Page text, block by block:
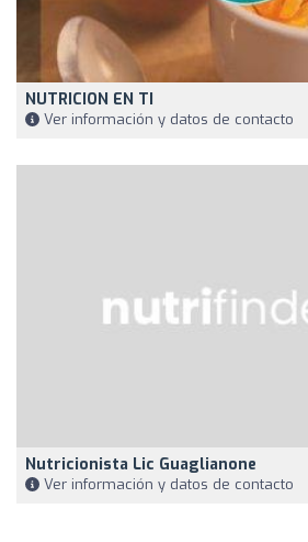
NUTRICION EN TI
Ver información y datos de contacto
Nutricionista Lic Guaglianone
Ver información y datos de contacto